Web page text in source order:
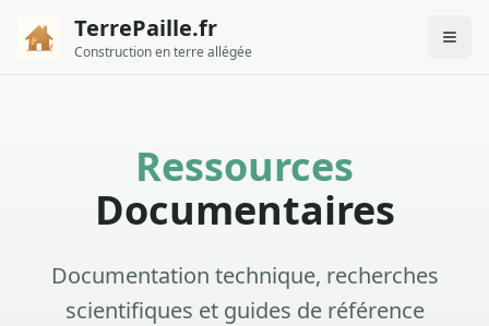
TerrePaille.fr
Construction en terre allégée
Ressources
Documentaires
Documentation technique, recherches
scientifiques et guides de référence